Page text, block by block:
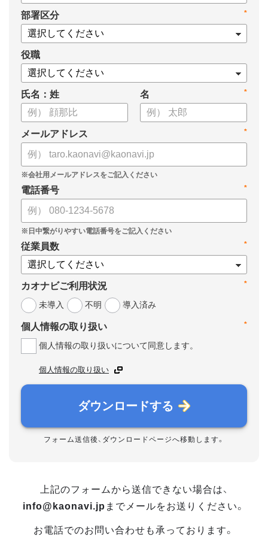
・1on1とは何か？
・1on1の基本的なやり方
・ 1on1 の基本アジェンダと質問例
についてまとめましたので、ぜひお役立てください。
*
部署区分
役職
氏名：姓 *
名
*
メールアドレス
*
電話番号
*
従業員数
*
カオナビご利用状況
未導入
不明 導入済み
*
個人情報の取り扱い
個人情報の取り扱いについて同意します。
個人情報の取り扱い
ダウンロードする
フォーム送信後、ダウンロードページへ移動します。
上記のフォームから送信できない場合は、
info@kaonavi.jp までメールをお送りください。
お電話でのお問い合わせも承っております。